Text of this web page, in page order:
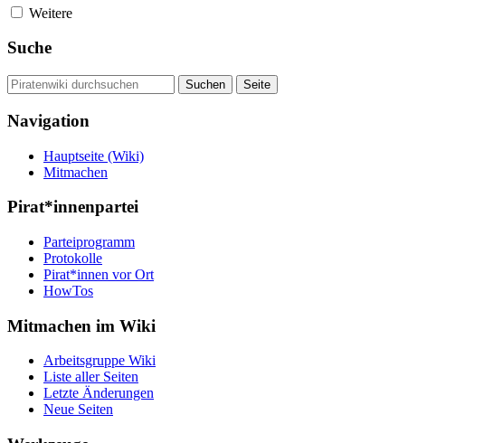
Weitere
Suche
Navigation
Hauptseite (Wiki)
Mitmachen
Pirat*innenpartei
Parteiprogramm
Protokolle
Pirat*innen vor Ort
HowTos
Mitmachen im Wiki
Arbeitsgruppe Wiki
Liste aller Seiten
Letzte Änderungen
Neue Seiten